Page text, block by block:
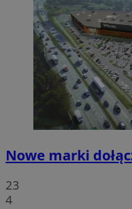
Nowe marki
23
4